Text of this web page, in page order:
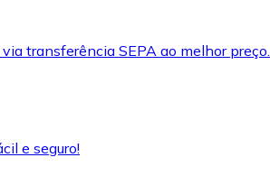
transferência SEPA ao melhor preço.
e seguro!